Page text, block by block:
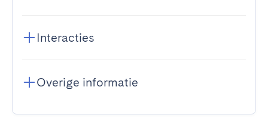
Interacties
Overige informatie